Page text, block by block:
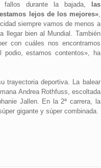
durante la bajada, las
lejos de los mejores»,
siempre vamos de menos a
llegar bien al Mundial. También
con cuáles nos encontramos
estamos contentos», ha
trayectoria deportiva. La balear
Andrea Rothfuss, escoltada
Jallen. En la 2ª carrera, la
gigante y súper combinada.